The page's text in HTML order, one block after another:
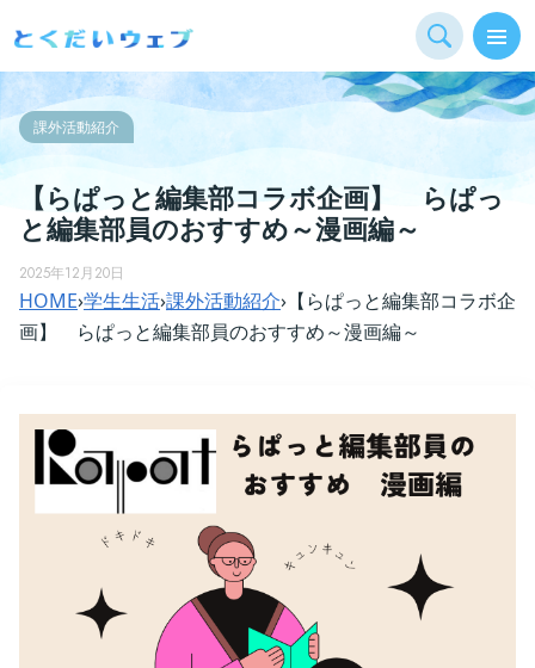
課外活動紹介
【らぱっと編集部コラボ企画】 らぱっ
と編集部員のおすすめ～漫画編～
2025年12月20日
HOME›学生生活›課外活動紹介› 【らぱっと編集部コラボ企
画】 らぱっと編集部員のおすすめ～漫画編～